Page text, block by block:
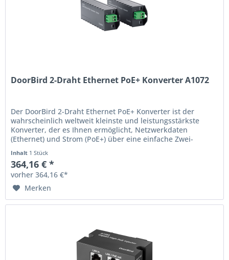
DoorBird 2-Draht Ethernet PoE+ Konverter A1072
Der DoorBird 2-Draht Ethernet PoE+ Konverter ist der
wahrscheinlich weltweit kleinste und leistungsstärkste
Konverter, der es Ihnen ermöglicht, Netzwerkdaten
(Ethernet) und Strom (PoE+) über eine einfache Zwei-
Inhalt 1 Stück
364,16 € *
vorher 364,16 €*
Merken